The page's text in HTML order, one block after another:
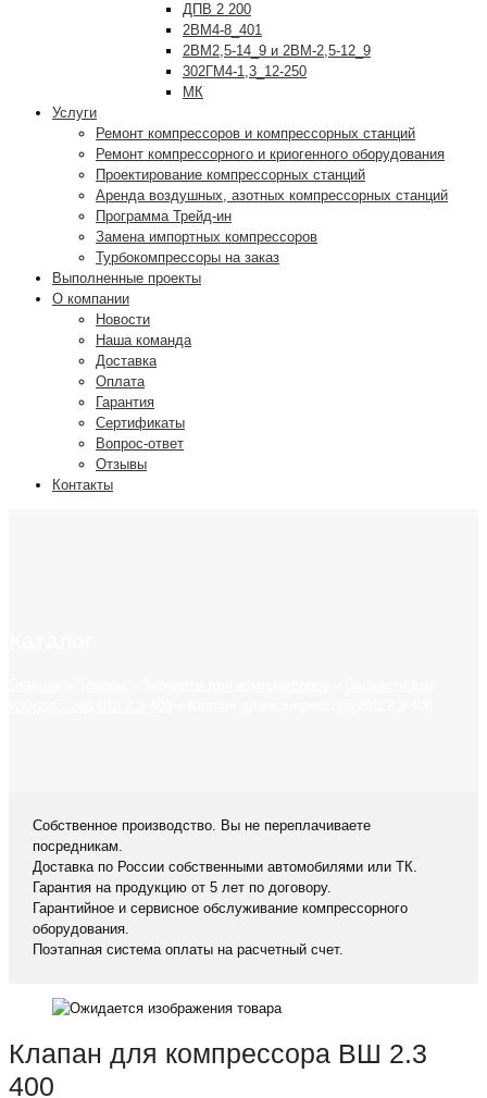
ДПВ 2 200
2ВМ4-8_401
2ВМ2,5-14_9 и 2ВМ-2,5-12_9
302ГМ4-1,3_12-250
МК
Услуги
Ремонт компрессоров и компрессорных станций
Ремонт компрессорного и криогенного оборудования
Проектирование компрессорных станций
Аренда воздушных, азотных компрессорных станций
Программа Трейд-ин
Замена импортных компрессоров
Турбокомпрессоры на заказ
Выполненные проекты
О компании
Новости
Наша команда
Доставка
Оплата
Гарантия
Сертификаты
Вопрос-ответ
Отзывы
Контакты
Собственное производство. Вы не переплачиваете
посредникам.
Доставка по России собственными автомобилями или ТК.
Гарантия на продукцию от 5 лет по договору.
Гарантийное и сервисное обслуживание компрессорного
оборудования.
Поэтапная система оплаты на расчетный счет.
Клапан для компрессора ВШ 2.3
400